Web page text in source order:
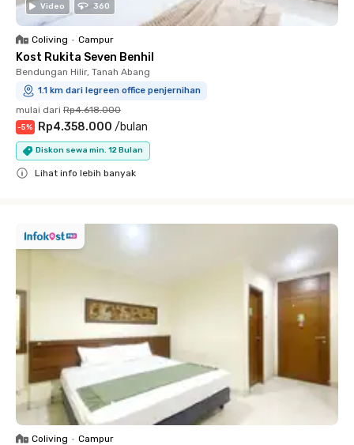
Video 360
Coliving • Campur
Kost Rukita Seven Benhil
Bendungan Hilir, Tanah Abang
1.1 km dari legreen office penjernihan
mulai dari Rp4.618.000
-5% Rp4.358.000 /bulan
Diskon sewa min. 12 Bulan
Lihat info lebih banyak
Coliving • Campur